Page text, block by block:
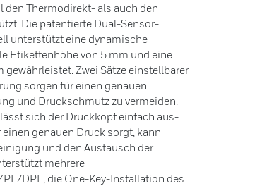
Thermodirekt- als auch den
Die patentierte Dual-Sensor-
unterstützt eine dynamische
Etikettenhöhe von 5 mm und eine
Zwei Sätze einstellbarer
sorgen für einen genauen
und Druckschmutz zu vermeiden.
sich der Druckkopf einfach aus-
genauen Druck sorgt, kann
und den Austausch der
mehrere
DPL, die One-Key-Installation des